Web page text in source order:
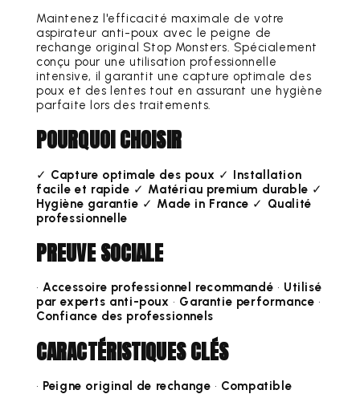
Maintenez l'efficacité maximale de votre
aspirateur anti-poux avec le peigne de
rechange original Stop Monsters. Spécialement
conçu pour une utilisation professionnelle
intensive, il garantit une capture optimale des
poux et des lentes tout en assurant une hygiène
parfaite lors des traitements.
POURQUOI CHOISIR
✓ Capture optimale des poux ✓ Installation
facile et rapide ✓ Matériau premium durable ✓
Hygiène garantie ✓ Made in France ✓ Qualité
professionnelle
PREUVE SOCIALE
•Accessoire professionnel recommandé • Utilisé
par experts anti-poux • Garantie performance •
Confiance des professionnels
CARACTÉRISTIQUES CLÉS
• Peigne original de rechange • Compatible